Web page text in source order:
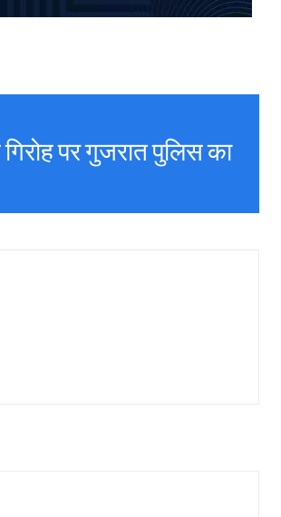
पर गुजरात पुलिस का